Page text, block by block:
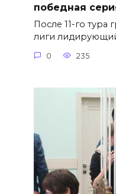
победная
После 11-го тура
лиги
0 235